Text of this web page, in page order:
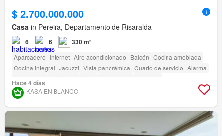
$ 2.700.000.000
Casa in Pereira, Departamento de Risaralda
6 6 330 m²
Aparcadero Internet Aire acondicionado Balcón Cocina amoblada
Cocina integral Jacuzzi Vista panorámica Cuarto de servicio Alarma
Gas natural
Chimenea Agua Electricidad Depósito
Seguridad privada Piscina
Acceso para personas con discapacidad
Hace 4 días
KASA EN BLANCO